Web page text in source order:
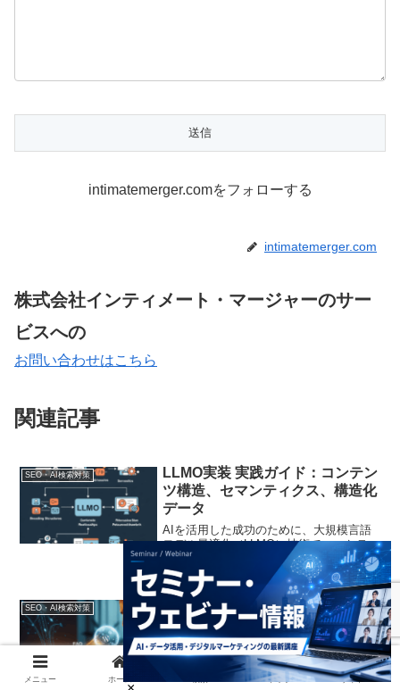
intimatemerger.comをフォローする
intimatemerger.com
株式会社インティメート・マージャーのサー
ビスへの
お問い合わせはこちら
関連記事
SEO・AI検索対策
LLMO実装 実践ガイド：コンテン
ツ構造、セマンティクス、構造化
データ
AIを活用した成功のために、大規模言語
モデル最適化（LLMO）技術でマーケティ
ング戦略を強化しましょう。今すぐLLMO
時代を体感しましょう
SEO・AI検索対策
初心者でも簡単！WordPressプ
ラグインを使ったFAQ・HowTo
スキーマの設定方法 for LLMO
AI検索時代を勝ち抜く！WordPressプラ
グインを使い、コード不要でFAQ・
メニュー ホーム トップ サイドバー